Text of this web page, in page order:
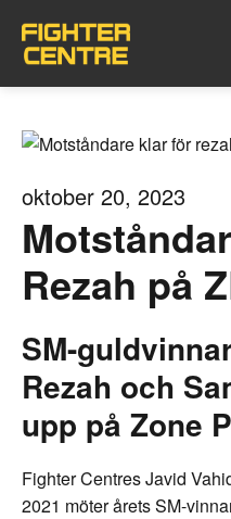
oktober 20, 2023
Rezah på
SM-
Rezah och
upp på Zone
Fighter Centres Javid
2021 möter årets SM-